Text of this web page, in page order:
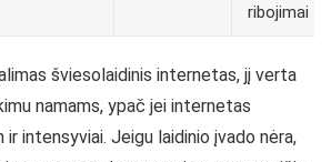
ribojimai
šviesolaidinis internetas, jį verta
namams, ypač jei internetas
ir intensyviai. Jeigu laidinio įvado nėra,